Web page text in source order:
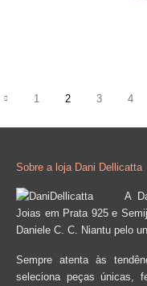
1 2 3 4
Sobre a loja Dani Dellicatta
A
Joias em Prata 925 e
Daniele C. C. Niantu pelo
Sempre atenta às
seleciona peças únicas,